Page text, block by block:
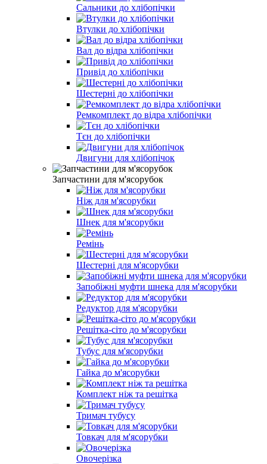
Сальники до хлібопічки
Втулки до хлібопічки
Вал до відра хлібопічки
Привід до хлібопічки
Шестерні до хлібопічки
Ремкомплект до відра хлібопічки
Тєн до хлібопічки
Двигуни для хлібопічок
Запчастини для м'ясорубок
Ніж для м'ясорубки
Шнек для м'ясорубки
Ремінь
Шестерні для м'ясорубки
Запобіжні муфти шнека для м'ясорубки
Редуктор для м'ясорубки
Решітка-сіто до м'ясорубки
Тубус для м'ясорубки
Гайка до м'ясорубки
Комплект ніж та решітка
Тримач тубусу
Товкач для м'ясорубки
Овочерізка